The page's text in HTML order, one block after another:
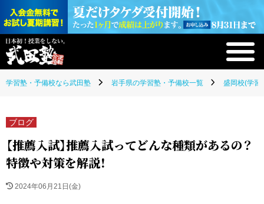
学習塾・予備校なら武田塾 岩手県の学習塾・予備校一覧 盛岡校(学習
ブログ
【推薦入試】推薦入試ってどんな種類があるの？
特徴や対策を解説！
2024年06月21日(金)